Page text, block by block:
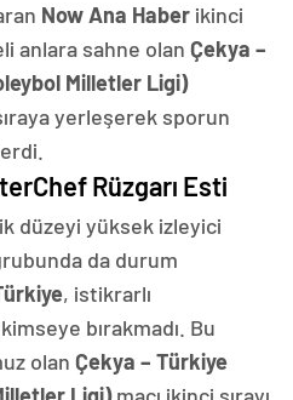
Now Ana Haber ikinci
anlara sahne olan Çekya –
Milletler Ligi)
yerleşerek sporun
Rüzgarı Esti
düzeyi yüksek izleyici
da durum
, istikrarlı
bırakmadı. Bu
olan Çekya – Türkiye